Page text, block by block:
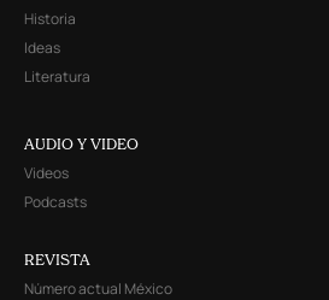
Historia
Ideas
Literatura
AUDIO Y VIDEO
Videos
Podcasts
REVISTA
Número actual México